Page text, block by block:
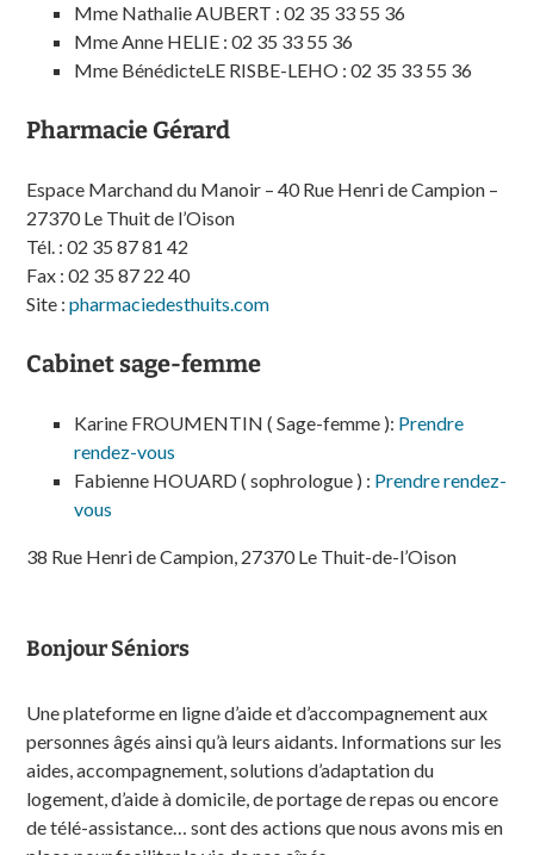
Mme Nathalie AUBERT : 02 35 33 55 36
Mme Anne HELIE : 02 35 33 55 36
Mme BénédicteLE RISBE-LEHO : 02 35 33 55 36
Pharmacie Gérard
Espace Marchand du Manoir – 40 Rue Henri de Campion –
27370 Le Thuit de l’Oison
Tél. : 02 35 87 81 42
Fax : 02 35 87 22 40
Site :pharmaciedesthuits.com
Cabinet sage-femme
Karine FROUMENTIN ( Sage-femme ): Prendre
rendez-vous
Fabienne HOUARD ( sophrologue ) : Prendre rendez-
vous
38 Rue Henri de Campion, 27370 Le Thuit-de-l’Oison
Bonjour Séniors
Une plateforme en ligne d’aide et d’accompagnement aux
personnes âgés ainsi qu’à leurs aidants. Informations sur les
aides, accompagnement, solutions d’adaptation du
logement, d’aide à domicile, de portage de repas ou encore
de télé-assistance… sont des actions que nous avons mis en